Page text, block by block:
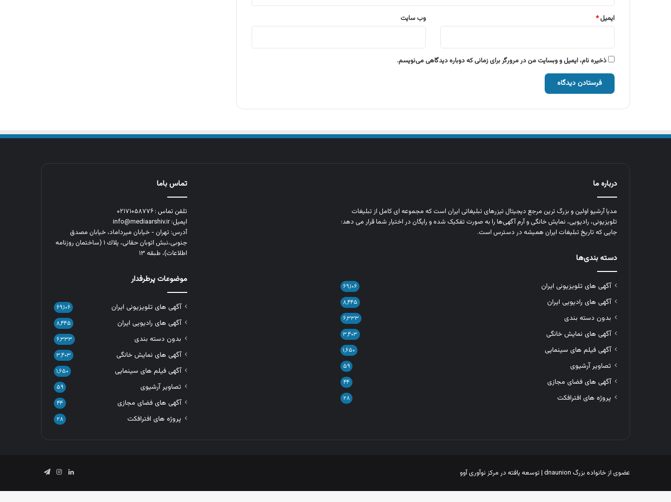
ایمیل* وب‌ سایت
ذخیره نام، ایمیل و وبسایت من در مرورگر برای زمانی که دوباره دیدگاهی می‌نویسم.
درباره ما
مدیا آرشیو اولین و بزرگ‌ ترین مرجع دیجیتال تیزرهای تبلیغاتی ایران است که مجموعه‌ ای کامل از تبلیغات
تلویزیونی، رادیویی، نمایش خانگی و آرم‌ آگهی‌ها را به‌ صورت تفکیک‌ شده و رایگان در اختیار شما قرار می‌ دهد؛
جایی که تاریخ تبلیغات ایران همیشه در دسترس است.
دسته بندی‌ها
آگهی های تلویزیونی ایران ۶۹,۱۰۶
آگهی های رادیویی ایران ۸,۴۴۵
بدون دسته بندی ۶,۳۳۳
آگهی های نمایش خانگی ۳,۴۰۳
آگهی فیلم های سینمایی ۱,۶۵۰
تصاویر آرشیوی ۵۹
آگهی های فضای مجازی ۴۴
پروژه های افترافکت ۲۸
تماس باما
تلفن تماس : ۰۲۱۷۱۰۵۸۷۷۶
ایمیل: info@mediaarshiv.ir
آدرس: تهران - خیابان میرداماد، خیابان مصدق
جنوبی،نبش اتوبان حقانی، پلاك ١ (ساختمان روزنامه
اطلاعات)، طبقه ۱۳
موضوعات پرطرفدار
آگهی های تلویزیونی ایران ۶۹,۱۰۶
آگهی های رادیویی ایران ۸,۴۴۵
بدون دسته بندی ۶,۳۳۳
آگهی های نمایش خانگی ۳,۴۰۳
آگهی فیلم های سینمایی ۱,۶۵۰
تصاویر آرشیوی ۵۹
آگهی های فضای مجازی ۴۴
پروژه های افترافکت ۲۸
عضوی از خانواده بزرگ dnaunion | توسعه یافته در مرکز نوآوری آوو لینکدیناینستاگرام
تلگرام